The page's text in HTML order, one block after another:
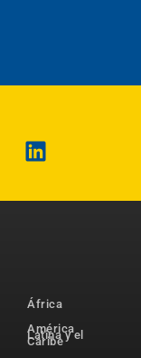
África
América
Latina y el
Caribe